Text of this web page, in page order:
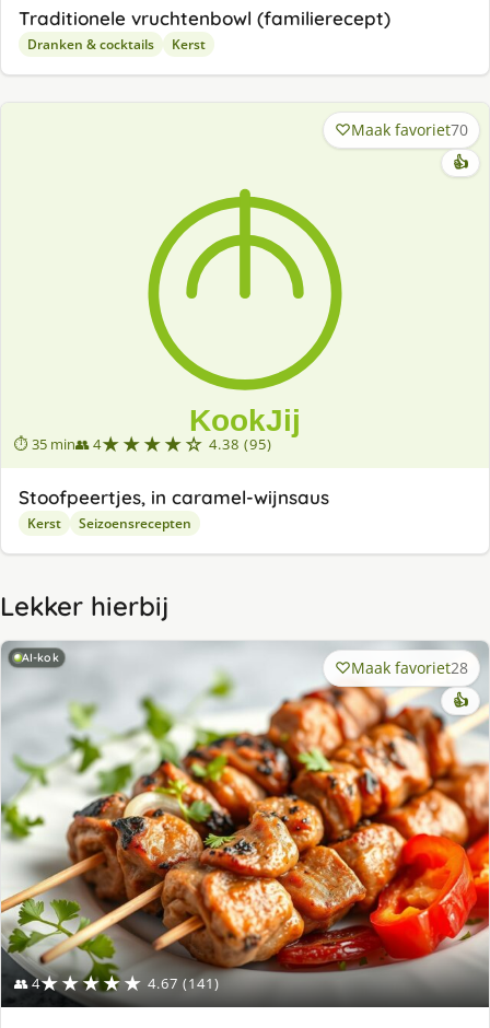
Traditionele vruchtenbowl (familierecept)
Dranken & cocktails Kerst
⏱ 35 min👥 4★★★★☆ 4.38 (95)
Maak favoriet70
👍
Stoofpeertjes, in caramel-wijnsaus
Kerst Seizoensrecepten
Lekker hierbij
AI-kok
👥 4★★★★★ 4.67 (141)
Maak favoriet28
👍